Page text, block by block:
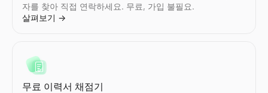
Instagram 팔로워 수 조회
모든 Instagram계정의 실시간팔로워 수과(와)프로필 통계를 확
TikTok 팔로워 수 조회
모든 TikTok계정의 실시간팔로워 수과(와)프로필 통계를 확인.
YouTube 가짜 팔로워 확인
YouTube의 가짜 구독자를 즉시 감지.무료도구에서 참여율, 구독
트위터 프로필 검색
Twitter/X프로필를 이미지및 아바타의 설명에서 검색.사진및 프
LinkedIn 프로필 추출기
LinkedIn 프로필을 즉시 추출하세요. 이름, 이메일, 직책, 회사 데
이메일 역방향 조회
이메일 주소로 소유자를 즉시 파악하세요. 이름, 직함, 회사 정보
기업 위치 검색
기업의 위치를 즉시 검색.본사, 지사의 주소를 포함하는기업의
자를 찾아 직접 연락하세요. 무료, 가입 불필요.
살펴보기 →
무료 이력서 채점기